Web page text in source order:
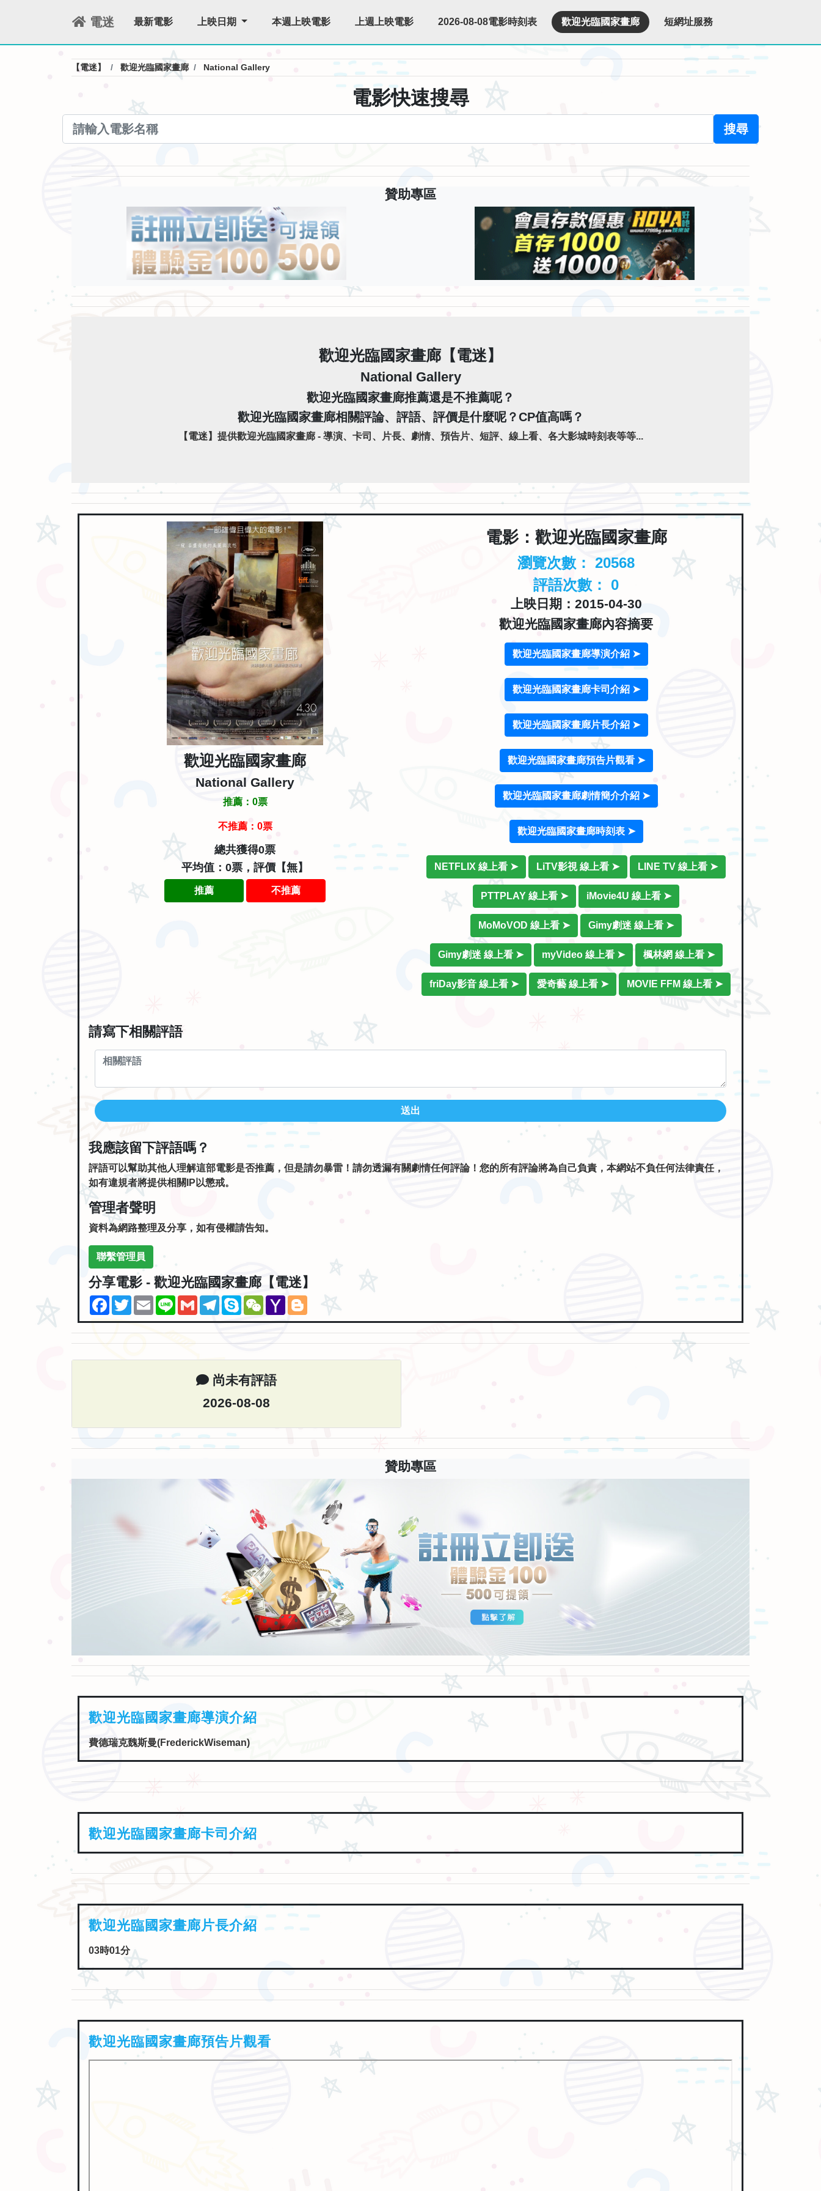
電迷 最新電影 上映日期 本週上映電影 上週上映電影 2026-08-08電影時刻表 歡迎光臨國家畫廊 短網址服務
【電迷】 歡迎光臨國家畫廊 National Gallery
電影快速搜尋
搜尋
贊助專區
歡迎光臨國家畫廊【電迷】
National Gallery
歡迎光臨國家畫廊推薦還是不推薦呢？
歡迎光臨國家畫廊相關評論、評語、評價是什麼呢？CP值高嗎？
【電迷】提供歡迎光臨國家畫廊 - 導演、卡司、片長、劇情、預告片、短評、線上看、各大影城時刻表等等...
歡迎光臨國家畫廊
National Gallery
推薦： 0票
不推薦： 0票
總共獲得0票
平均值：0票，評價【無】
推薦 不推薦
電影：歡迎光臨國家畫廊
瀏覽次數： 20568
評語次數： 0
上映日期：2015-04-30
歡迎光臨國家畫廊內容摘要
歡迎光臨國家畫廊導演介紹 ➤
歡迎光臨國家畫廊卡司介紹 ➤
歡迎光臨國家畫廊片長介紹 ➤
歡迎光臨國家畫廊預告片觀看 ➤
歡迎光臨國家畫廊劇情簡介介紹 ➤
歡迎光臨國家畫廊時刻表 ➤
NETFLIX 線上看 ➤ LiTV影視 線上看 ➤ LINE TV 線上看 ➤
PTTPLAY 線上看 ➤ iMovie4U 線上看 ➤
MoMoVOD 線上看 ➤ Gimy劇迷 線上看 ➤
Gimy劇迷 線上看 ➤ myVideo 線上看 ➤ 楓林網 線上看 ➤
friDay影音 線上看 ➤ 愛奇藝 線上看 ➤ MOVIE FFM 線上看 ➤
請寫下相關評語
送出
我應該留下評語嗎？
評語可以幫助其他人理解這部電影是否推薦，但是請勿暴雷！請勿透漏有關劇情任何評論！您的所有評論將為自己負責，本網站不負任何法律責任，
如有違規者將提供相關IP以懲戒。
管理者聲明
資料為網路整理及分享，如有侵權請告知。
聯繫管理員
分享電影 - 歡迎光臨國家畫廊【電迷】
Facebook
TwitterEmailLine GmailTelegramSkypeWeChatYahoo
Mail
Blogger
尚未有評語
2026-08-08
贊助專區
歡迎光臨國家畫廊導演介紹
費德瑞克魏斯曼(FrederickWiseman)
歡迎光臨國家畫廊卡司介紹
歡迎光臨國家畫廊片長介紹
03時01分
歡迎光臨國家畫廊預告片觀看